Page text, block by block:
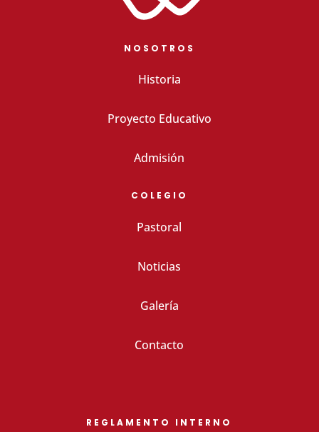
NOSOTROS
Historia
Proyecto Educativo
Admisión
COLEGIO
Pastoral
Noticias
Galería
Contacto
REGLAMENTO INTERNO